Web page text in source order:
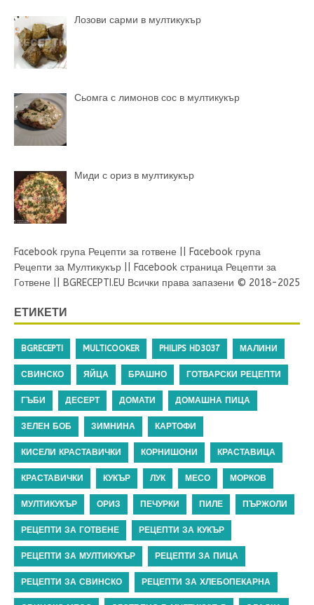
Лозови сарми в мултикукър
Сьомга с лимонов сос в мултикукър
Миди с ориз в мултикукър
Facebook група Рецепти за готвене
Facebook група
Рецепти за Мултикукър
Facebook страница Рецепти за
Готвене
BGRECEPTI.EU Всички права запазени © 2018-2025
ЕТИКЕТИ
BGRECEPTI MULTICOOKER PHILIPS HD3037 МАЛИНИ
СВИНСКО ЯЙЦА БРАШНО ГОТВАРСКИ РЕЦЕПТИ
ГЪБИ ДЕСЕРТ ДОМАТИ ДОМАШНА ПИЦА
ЗЕЛЕН БОБ ЗИМНИНА КАРТОФИ
КИСЕЛИ КРАСТАВИЧКИ КОРНИШОНИ КРАСТАВИЦА
КРАСТАВИЧКИ КУКЪР ЛУК МЕСО МОРКОВ
МУЛТИКУКЪР ОРИЗ ПЕЧУРКИ ПИЛЕ ПЪРЖОЛИ
РЕЦЕПТИ ЗА ГОТВЕНЕ РЕЦЕПТИ ЗА КУКЪР
РЕЦЕПТИ ЗА МУЛТИКУКЪР РЕЦЕПТИ ЗА ПИЦА
РЕЦЕПТИ ЗА СВИНСКО РЕЦЕПТИ ЗА ХЛЕБОПЕКАРНА